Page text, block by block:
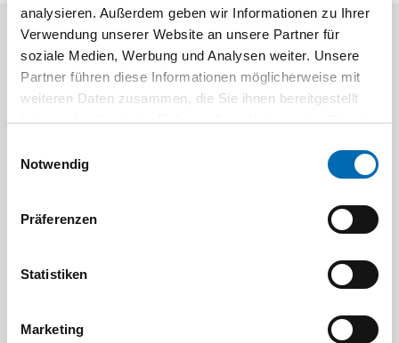
analysieren. Außerdem geben wir Informationen zu Ihrer
Verwendung unserer Website an unsere Partner für
soziale Medien, Werbung und Analysen weiter. Unsere
Partner führen diese Informationen möglicherweise mit
weiteren Daten zusammen, die Sie ihnen bereitgestellt
haben oder die sie im Rahmen Ihrer Nutzung der Dienste
Notwendig
Präferenzen
Statistiken
Marketing
Aktuelle Angebote
Artikel-Nr.